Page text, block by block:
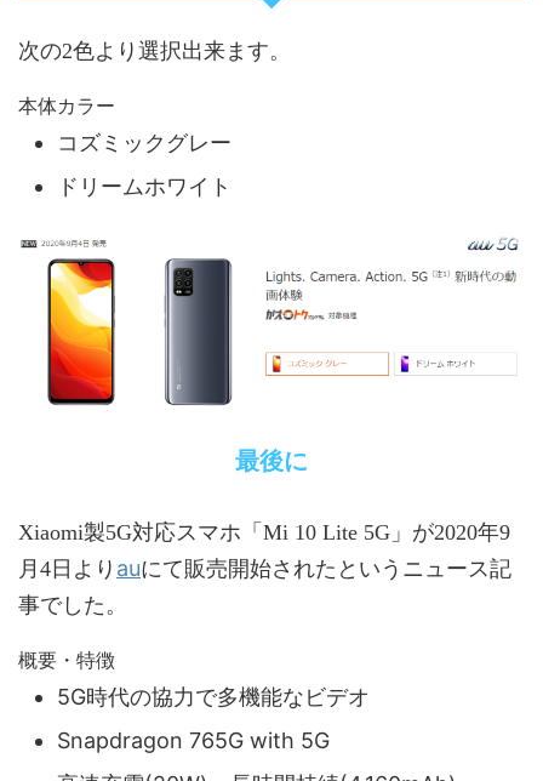
次の2色より選択出来ます。
本体カラー
コズミックグレー
ドリームホワイト
最後に
Xiaomi製5G対応スマホ「Mi 10 Lite 5G」が2020年9
月4日より auにて販売開始されたというニュース記
事でした。
概要・特徴
5G時代の協力で多機能なビデオ
Snapdragon 765G with 5G